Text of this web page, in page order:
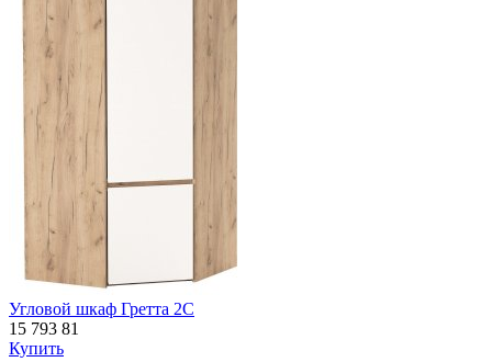
Угловой шкаф Гретта 2С
15 793 81
Купить